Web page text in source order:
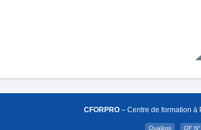
CFORPRO – Centre de formation à
Qualiopi OF